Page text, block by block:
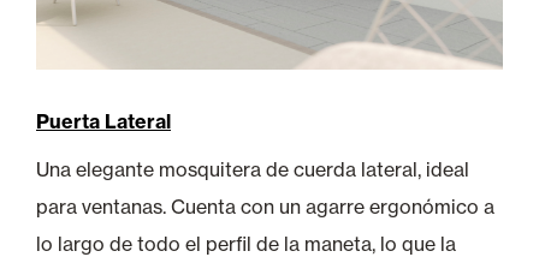
Puerta Lateral
Una elegante mosquitera de cuerda lateral, ideal
para ventanas. Cuenta con un agarre ergonómico a
lo largo de todo el perfil de la maneta, lo que la